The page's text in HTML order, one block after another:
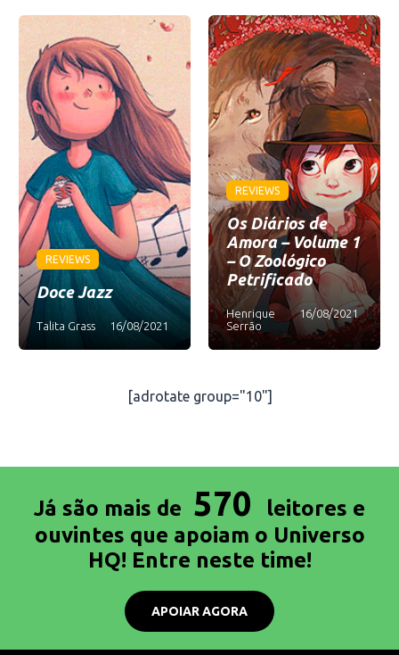
REVIEWS
Doce Jazz
Talita Grass 16/08/2021
REVIEWS
Os Diários de
Amora – Volume 1
– O Zoológico
Petrificado
Henrique
Serrão
16/08/2021
[adrotate group="10"]
Já são mais de 570
leitores e
ouvintes que apoiam o Universo
HQ! Entre neste time!
APOIAR AGORA